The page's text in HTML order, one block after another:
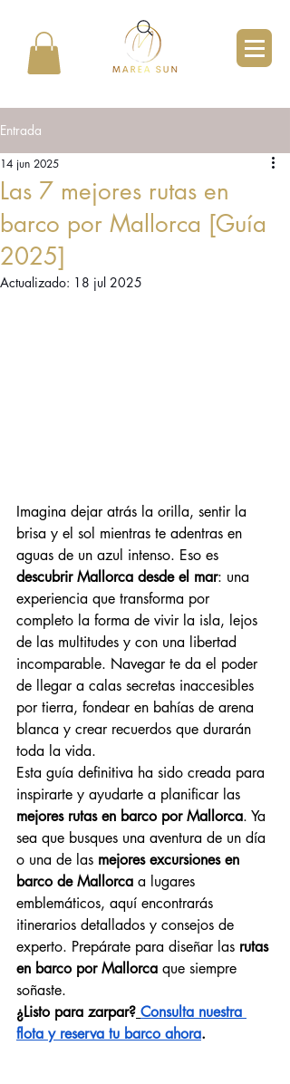
Entrada
Las 7 mejores rutas en
barco por Mallorca [Guía
2025]
14 jun 2025
Actualizado: 18 jul 2025
Imagina dejar atrás la orilla, sentir la
brisa y el sol mientras te adentras en
aguas de un azul intenso. Eso es
descubrir Mallorca desde el mar: una
experiencia que transforma por
completo la forma de vivir la isla, lejos
de las multitudes y con una libertad
incomparable. Navegar te da el poder
de llegar a calas secretas inaccesibles
por tierra, fondear en bahías de arena
blanca y crear recuerdos que durarán
toda la vida.
Esta guía definitiva ha sido creada para
inspirarte y ayudarte a planificar las
mejores rutas en barco por Mallorca. Ya
sea que busques una aventura de un día
o una de las mejores excursiones en
barco de Mallorca a lugares
emblemáticos, aquí encontrarás
itinerarios detallados y consejos de
experto. Prepárate para diseñar las rutas
en barco por Mallorca que siempre
soñaste.
¿Listo para zarpar? Consulta nuestra
flota y reserva tu barco ahora.